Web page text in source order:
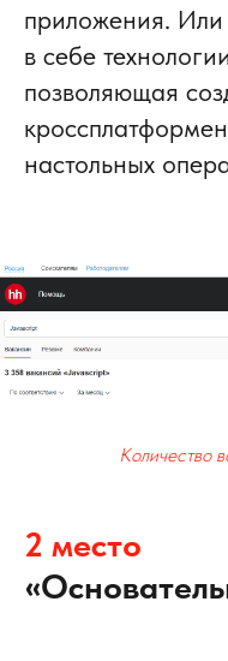
приложения.
в себе
позволяющая
настольных
Количество
2 место
«